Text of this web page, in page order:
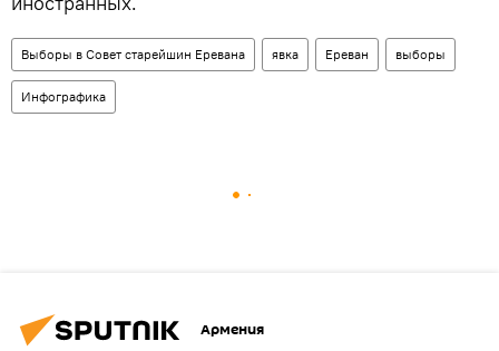
Выборы в Совет старейшин Еревана явка Ереван выборы
Инфографика
Армения